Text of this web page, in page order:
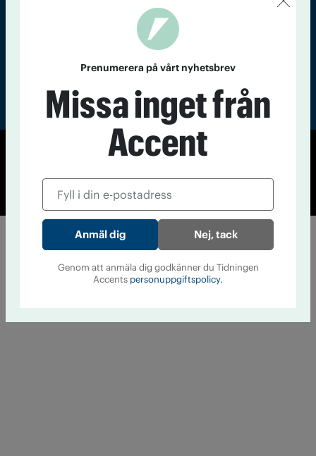
Cookiepolicy
Personuppgiftspolicy
Prenumerera på vårt nyhetsbrev
Missa inget från
Accent
Nej, tack
Genom att anmäla dig godkänner du Tidningen
Accents personuppgiftspolicy.